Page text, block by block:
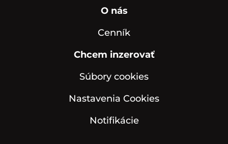
O nás
Cenník
Chcem inzerovať
Súbory cookies
Nastavenia Cookies
Notifikácie